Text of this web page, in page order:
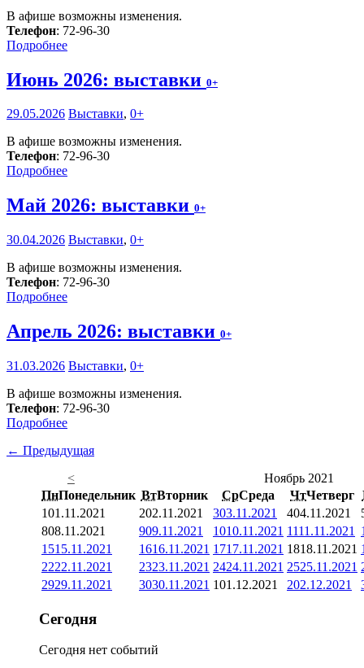
В афише возможны изменения.
Телефон: 72-96-30
Подробнее
Июнь 2026: выставки 0+
29.05.2026 Выставки, 0+
В афише возможны изменения.
Телефон: 72-96-30
Подробнее
Май 2026: выставки 0+
30.04.2026 Выставки, 0+
В афише возможны изменения.
Телефон: 72-96-30
Подробнее
Апрель 2026: выставки 0+
31.03.2026 Выставки, 0+
В афише возможны изменения.
Телефон: 72-96-30
Подробнее
← Предыдущая
<
Ноябрь 2021
ПнПонедельник ВтВторник СрСреда ЧтЧетверг
101.11.2021 202.11.2021 303.11.2021 404.11.2021
808.11.2021 909.11.2021 1010.11.2021 1111.11.2021
1515.11.2021 1616.11.2021 1717.11.2021 1818.11.2021
2222.11.2021 2323.11.2021 2424.11.2021 2525.11.2021
2929.11.2021 3030.11.2021 101.12.2021 202.12.2021
Сегодня
Сегодня нет событий